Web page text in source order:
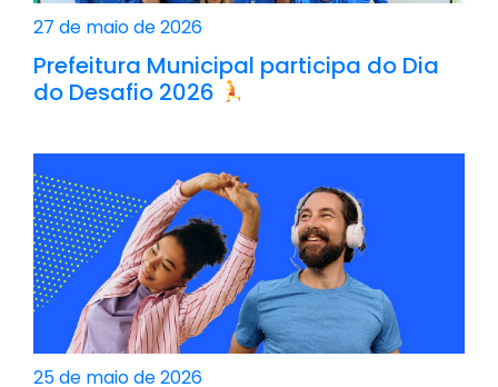
27 de maio de 2026
Prefeitura Municipal participa do Dia
do Desafio 2026
25 de maio de 2026